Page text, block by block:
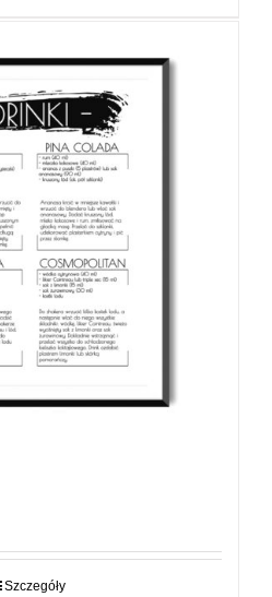
Szczegóły